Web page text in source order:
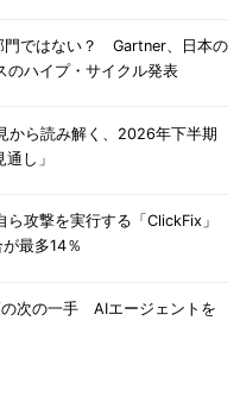
門ではない？ Gartner、日本の
のハイプ・サイクル発表
から読み解く、2026年下半期
し」
攻撃を実行する「ClickFix」
最多14％
の次の一手 AIエージェントを